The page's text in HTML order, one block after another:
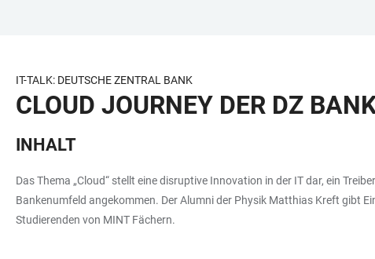
BARRIEREFREIHEIT
IT-TALK: DEUTSCHE ZENTRAL BANK
CLOUD JOURNEY DER DZ
INHALT
Das Thema „Cloud“ stellt eine disruptive Innovation in der IT dar, ein
Bankenumfeld angekommen. Der Alumni der Physik Matthias Kreft gibt
Studierenden von MINT Fächern.